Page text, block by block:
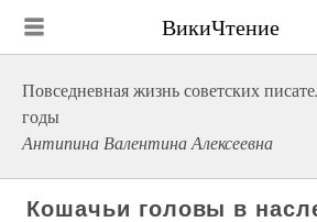
ВикиЧтение
Повседневная жизнь советских
годы
Антипина Валентина Алексеевна
Кошачьи головы в